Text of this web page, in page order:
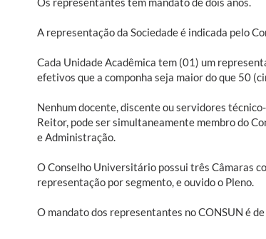
A representação da Sociedade é indicada pelo
Cada Unidade Acadêmica tem (01) um
efetivos que a componha seja maior do que 50
Nenhum docente, discente ou servidores
Reitor, pode ser simultaneamente membro do
e Administração.
O Conselho Universitário possui três Câmaras
representação por segmento, e ouvido o Pleno.
O mandato dos representantes no CONSUN é